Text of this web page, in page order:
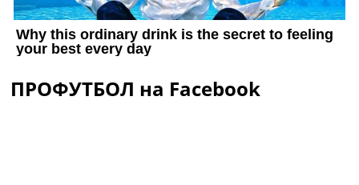
ПРОФУТБОЛ на Facebook